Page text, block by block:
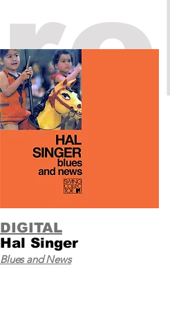
DIGITAL
Hal Singer
Blues and News